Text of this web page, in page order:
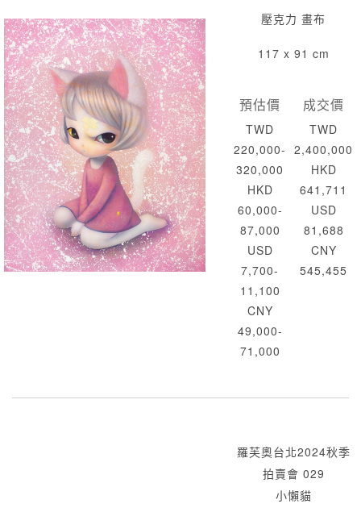
壓克力 畫布
117 x 91 cm
預估價
TWD
220,000-
320,000
HKD
60,000-
87,000
USD
7,700-
11,100
CNY
49,000-
71,000
成交價
TWD
2,400,000
HKD
641,711
USD
81,688
CNY
545,455
羅芙奧台北2024秋季
拍賣會 029
小懶貓